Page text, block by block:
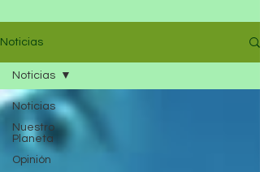
Noticias
Noticias
Nuestro
Planeta
Opinión
Noticias